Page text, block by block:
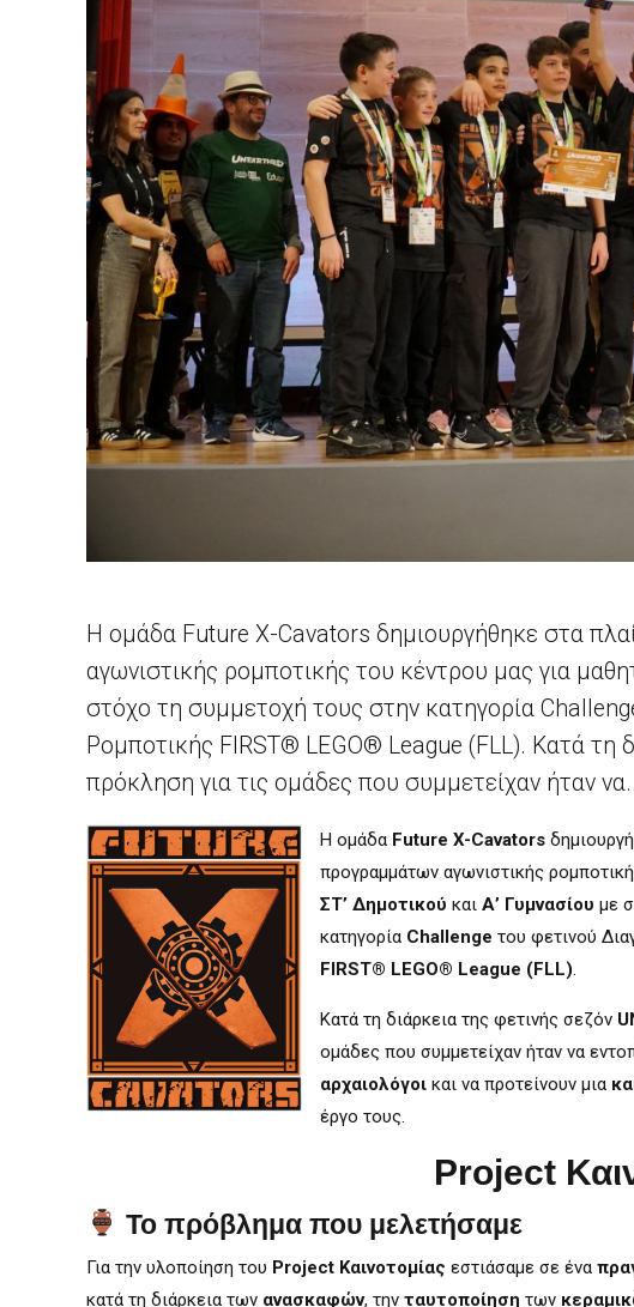
Η ομάδα Future X-Cavators δημιουργήθηκε στα
αγωνιστικής ρομποτικής του κέντρου μας για
στόχο τη συμμετοχή τους στην κατηγορία
Ρομποτικής FIRST® LEGO® League (FLL). Κατά τη
πρόκληση για τις ομάδες που συμμετείχαν ήταν
Η ομάδα Future X-Cavators
προγραμμάτων αγωνιστικής
ΣΤ’ Δημοτικού και Α’ Γυμνασίου με
κατηγορία Challenge του φετινού
FIRST® LEGO® League (FLL).
Κατά τη διάρκεια της φετινής σεζόν
ομάδες που συμμετείχαν ήταν να
αρχαιολόγοι και να προτείνουν μια
έργο τους.
Project
Το πρόβλημα που μελετήσαμε
Για την υλοποίηση του Project Καινοτομίας εστιάσαμε σε ένα
κατά τη διάρκεια των ανασκαφών, την ταυτοποίηση των